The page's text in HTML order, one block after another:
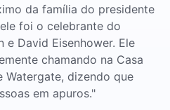
da família do presidente
foi o celebrante do
e David Eisenhower. Ele
chamando na Casa
Watergate, dizendo que
em apuros."